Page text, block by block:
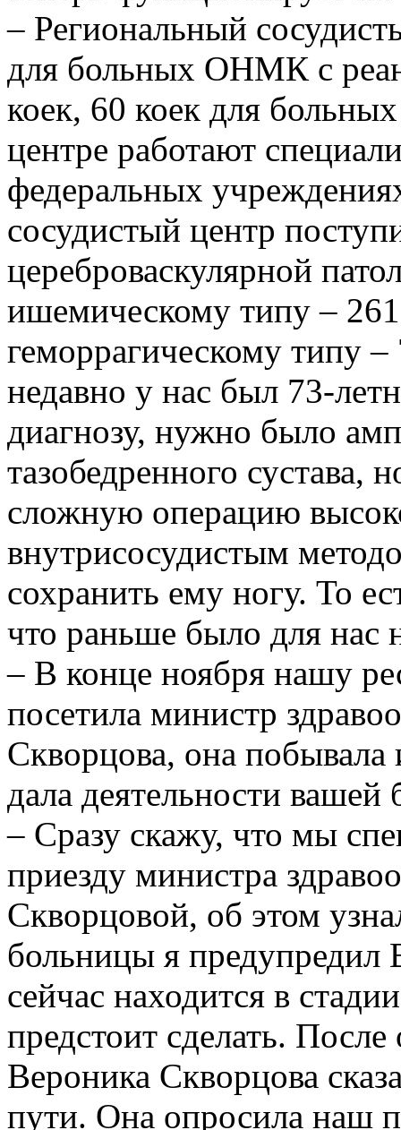
– Региональный
для больных ОНМК с
коек, 60 коек для
центре работают
федеральных
сосудистый центр
цереброваскулярной
ишемическому типу –
геморрагическому типу
недавно у нас был 73­-
диагнозу, нужно было
тазобедренного сустава,
сложную операцию
внутрисосудистым
сохранить ему ногу. То
что раньше было для нас
– В конце ноября нашу
посетила министр
Скворцова, она
дала деятельности вашей
– Сразу скажу, что мы
приезду министра
Скворцовой, об этом
больницы я предупредил
сейчас находится в
предстоит сделать.
Вероника Скворцова
пути. Она опросила наш